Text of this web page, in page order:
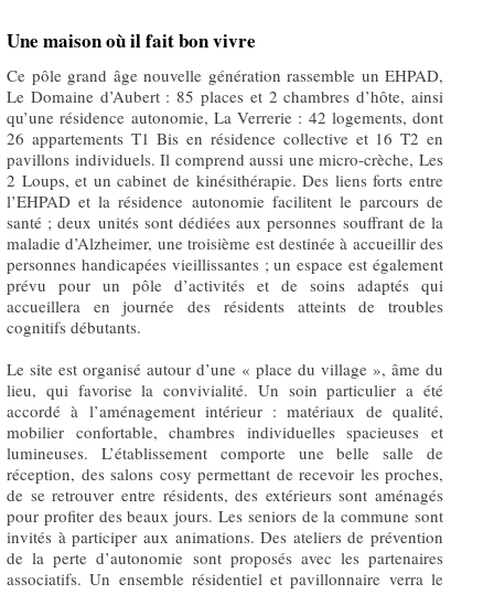
Une maison où il fait bon vivre
Ce pôle grand âge nouvelle génération rassemble un EHPAD,
Le Domaine d’Aubert : 85 places et 2 chambres d’hôte, ainsi
qu’une résidence autonomie, La Verrerie : 42 logements, dont
26 appartements T1 Bis en résidence collective et 16 T2 en
pavillons individuels. Il comprend aussi une micro-crèche, Les
2 Loups, et un cabinet de kinésithérapie. Des liens forts entre
l’EHPAD et la résidence autonomie facilitent le parcours de
santé ; deux unités sont dédiées aux personnes souffrant de la
maladie d’Alzheimer, une troisième est destinée à accueillir des
personnes handicapées vieillissantes ; un espace est également
prévu pour un pôle d’activités et de soins adaptés qui
accueillera en journée des résidents atteints de troubles
cognitifs débutants.
Le site est organisé autour d’une « place du village », âme du
lieu, qui favorise la convivialité. Un soin particulier a été
accordé à l’aménagement intérieur : matériaux de qualité,
mobilier confortable, chambres individuelles spacieuses et
lumineuses. L’établissement comporte une belle salle de
réception, des salons cosy permettant de recevoir les proches,
de se retrouver entre résidents, des extérieurs sont aménagés
pour profiter des beaux jours. Les seniors de la commune sont
invités à participer aux animations. Des ateliers de prévention
de la perte d’autonomie sont proposés avec les partenaires
associatifs. Un ensemble résidentiel et pavillonnaire verra le